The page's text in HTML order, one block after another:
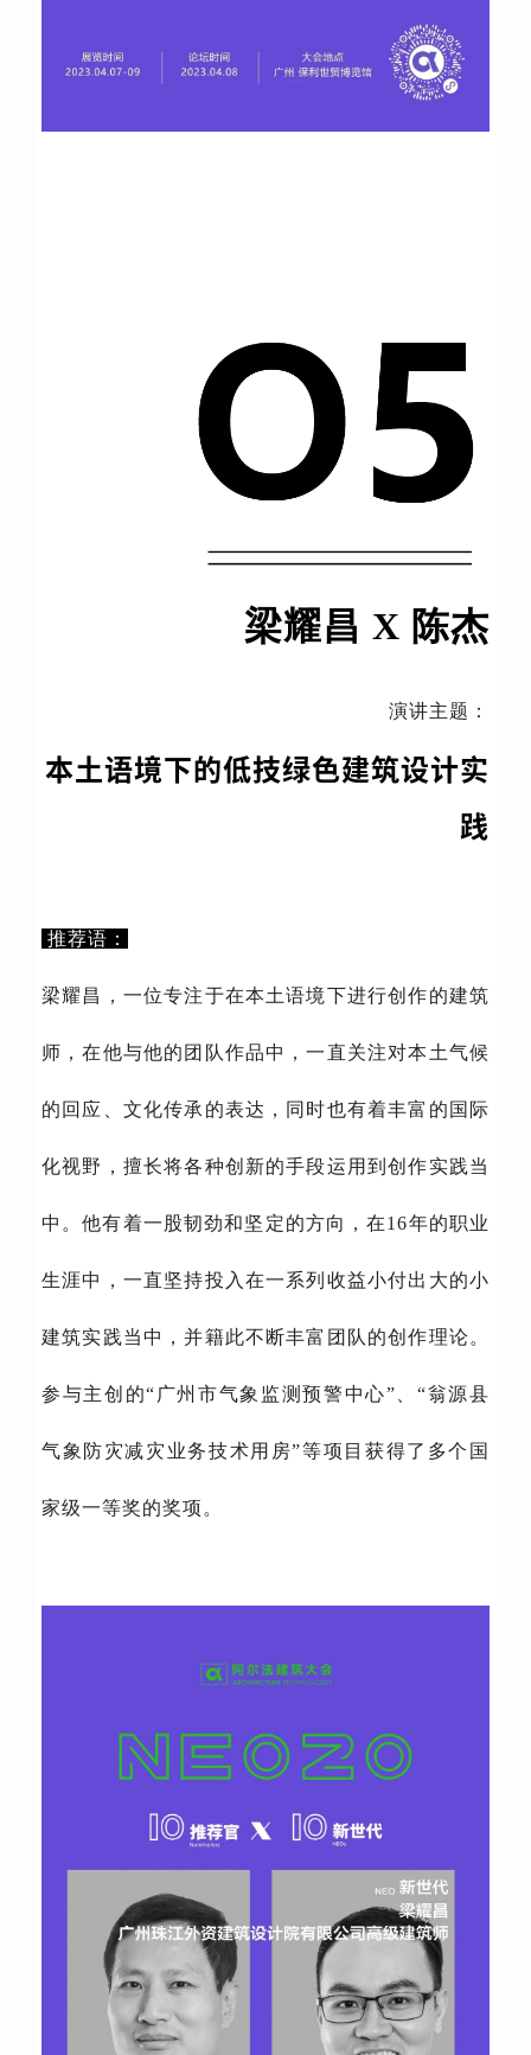
梁耀昌 X 陈杰
演讲主题：
本土语境下的低技绿色建筑设计实
践
推荐语：
梁耀昌，一位专注于在本土语境下进行创作的建筑
师，在他与他的团队作品中，一直关注对本土气候
的回应、文化传承的表达，同时也有着丰富的国际
化视野，擅长将各种创新的手段运用到创作实践当
中。他有着一股韧劲和坚定的方向，在16年的职业
生涯中，一直坚持投入在一系列收益小付出大的小
建筑实践当中，并籍此不断丰富团队的创作理论。
参与主创的“广州市气象监测预警中心”、“翁源县
气象防灾减灾业务技术用房”等项目获得了多个国
家级一等奖的奖项。